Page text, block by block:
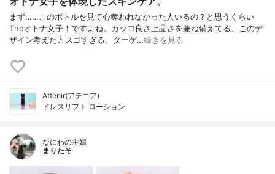
まず……このボトルを見て心奪われなかった人いるの？と思うくらい
Theオトナ女子！ですよね。カッコ良さ上品さを兼ね備えてる、このデ
ザイン考えた方スゴすぎる。ターゲ…続きを見る
Attenir(アテニア)
ドレスリフト ローション
なにわの主婦
まりたそ